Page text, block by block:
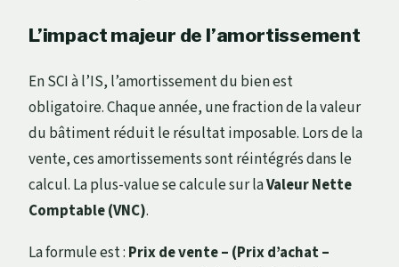
L’impact majeur de l’amortissement
En SCI à l’IS, l’amortissement du bien est
obligatoire. Chaque année, une fraction de la valeur
du bâtiment réduit le résultat imposable. Lors de la
vente, ces amortissements sont réintégrés dans le
calcul. La plus-value se calcule sur laValeur Nette
Comptable (VNC).
La formule est : Prix de vente – (Prix d’achat –